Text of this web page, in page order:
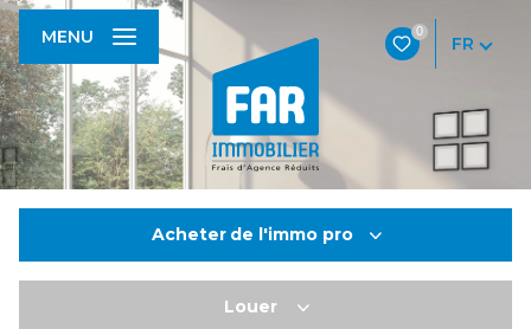
0
FR
MENU
Acheter de l'immo pro
Louer